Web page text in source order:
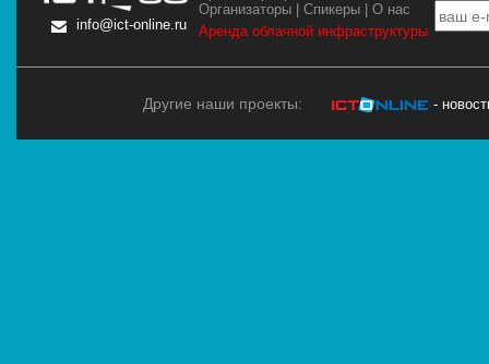
info@ict-online.ru
Организаторы |Спикеры |О нас
Аренда облачной инфраструктуры
Другие наши проекты: -